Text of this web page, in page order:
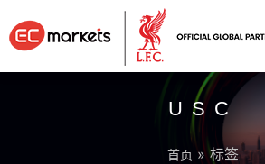
USC
首页 » 标签